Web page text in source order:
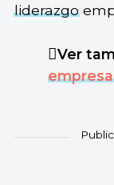
liderazgo
Ver
empresa